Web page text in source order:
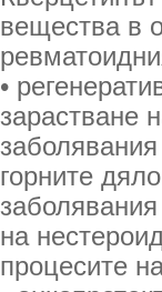
вещества в
•
зарастване
горните
на
процесите